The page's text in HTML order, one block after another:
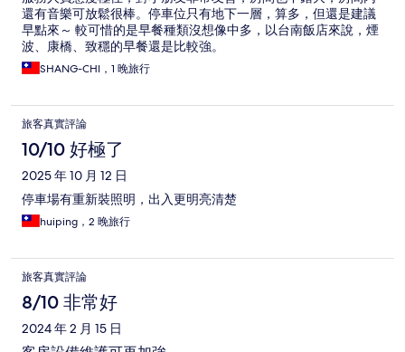
還有音樂可放鬆很棒。停車位只有地下一層，算多，但還是建議
早點來～ 較可惜的是早餐種類沒想像中多，以台南飯店來說，煙
波、康橋、致穩的早餐還是比較強。
SHANG-CHI，1 晚旅行
旅客真實評論
10/10 好極了
2025 年 10 月 12 日
停車場有重新裝照明，出入更明亮清楚
huiping，2 晚旅行
旅客真實評論
8/10 非常好
2024 年 2 月 15 日